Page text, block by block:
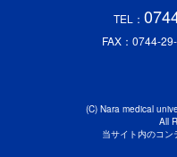
TEL：
FAX：0744-
(C) Nara medical
All
当サイト内のコン